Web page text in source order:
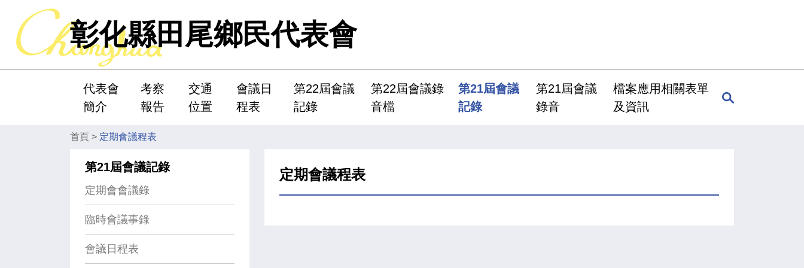
彰化縣田尾鄉民代表會
代表會
簡介
考察
報告
交通
位置
會議日
程表
第22屆會議
記錄
第22屆會議錄
音檔
第21屆會議
記錄
第21屆會議
錄音
檔案應用相關表單
及資訊
首頁 > 定期會議程表
第21屆會議記錄
定期會會議錄
臨時會議事錄
會議日程表
定期會議程表